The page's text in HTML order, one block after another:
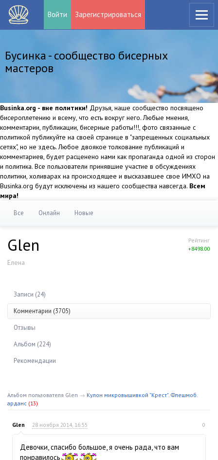
Войти Зарегистрироваться
Бусинка - сообщество бисерных
мастеров
Businka.org - вне политики! Друзья, наше сообщество посвящено
бисероплетению и всему, что есть вокруг него. Любые мнения,
комментарии, публикации, бисерные работы!!!, фото связанные с
политикой публикуйте на своей странице в "запрещенных социальных
сетях", но не здесь. Любое двоякое толкование публикаций и
комментариев, будет расценено нами как пропаганда одной из сторон
и политика. Все пользователи принявшие участие в обсуждениях
политики, холиварах на происходящее и высказавшее свое ИМХО на
Businka.org будут исключены из нашего сообщества навсегда. Всем
мира!
Все Онлайн Новые
Рейтинг
+8498.00
Glen
Елена
Записи (24)
Комментарии (3705)
Отзывы
Альбом (224)
Рекомендации
Альбом пользователя Glen → Кулон микровышивкой "Крест". Флешмоб.
арданс (13)
Glen 28 ноября 2014, 16:55 0
Девочки, спасибо большое, я очень рада, что вам
понравилось